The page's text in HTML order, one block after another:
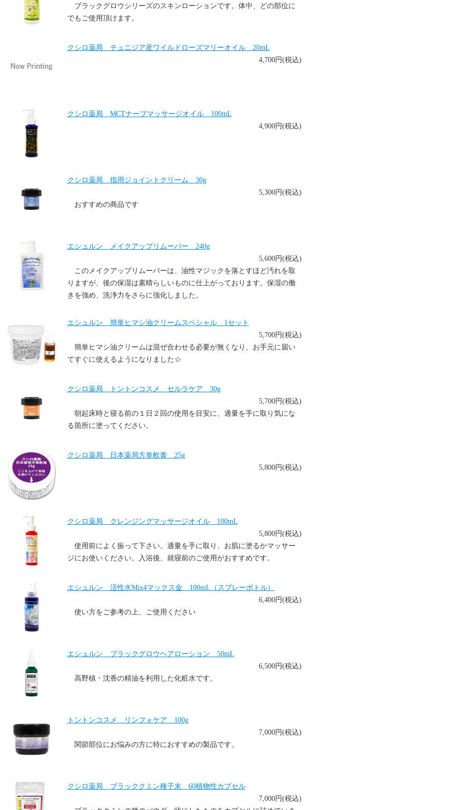
ブラックグロウシリーズのスキンローションです。体中、どの部位に
でもご使用頂けます。
クシロ薬局 チュニジア産ワイルドローズマリーオイル 20mL
4,700円(税込)
クシロ薬局 MCTナーブマッサージオイル 100mL
4,900円(税込)
クシロ薬局 指用ジョイントクリーム 30g
5,300円(税込)
おすすめの商品です
エシュルン メイクアップリムーバー 240g
5,600円(税込)
このメイクアップリムーバーは、油性マジックを落とすほど汚れを取
りますが、後の保湿は素晴らしいものに仕上がっております。保湿の働
きを強め、洗浄力をさらに強化しました。
エシュルン 簡単ヒマシ油クリームスペシャル 1セット
5,700円(税込)
簡単ヒマシ油クリームは混ぜ合わせる必要が無くなり、お手元に届い
てすぐに使えるようになりました☆
クシロ薬局 トントンコスメ セルラケア 30g
5,700円(税込)
朝起床時と寝る前の１日２回の使用を目安に、適量を手に取り気にな
る箇所に塗ってください。
クシロ薬局 日本薬局方単軟膏 25g
5,800円(税込)
クシロ薬局 クレンジングマッサージオイル 100mL
5,800円(税込)
使用前によく振って下さい。適量を手に取り、お肌に塗るかマッサー
ジにお使いください。入浴後、就寝前のご使用がおすすめです。
エシュルン 活性水Mix4マックス金 100mL（スプレーボトル）
6,400円(税込)
使い方をご参考の上、ご使用ください
エシュルン ブラックグロウヘアローション 50mL
6,500円(税込)
高野槙・沈香の精油を利用した化粧水です。
トントンコスメ リンフォケア 100g
7,000円(税込)
関節部位にお悩みの方に特におすすめの製品です。
クシロ薬局 ブラッククミン種子末 60植物性カプセル
7,000円(税込)